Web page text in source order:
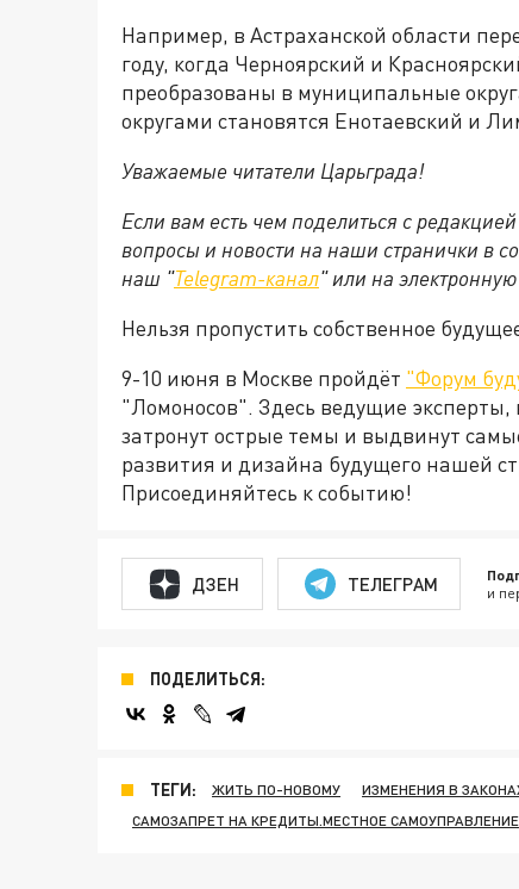
Например, в Астраханской области
году, когда Черноярский и
преобразованы в муниципальные
округами становятся Енотаевский и
Уважаемые читатели Царьграда!
Если вам есть чем поделиться с
вопросы и новости на наши странички в
наш "Telegram-канал" или на
Нельзя пропустить собственное
9-10 июня в Москве пройдёт "Форум
"Ломоносов". Здесь ведущие
затронут острые темы и выдвинут
развития и дизайна будущего нашей
Присоединяйтесь к событию!
ДЗЕН ТЕЛЕГРАМ и
ПОДЕЛИТЬСЯ:
ТЕГИ: ЖИТЬ ПО-НОВОМУ ИЗМЕНЕНИЯ В
САМОЗАПРЕТ НА КРЕДИТЫ.МЕСТНОЕ САМОУПРАВЛЕНИЕ